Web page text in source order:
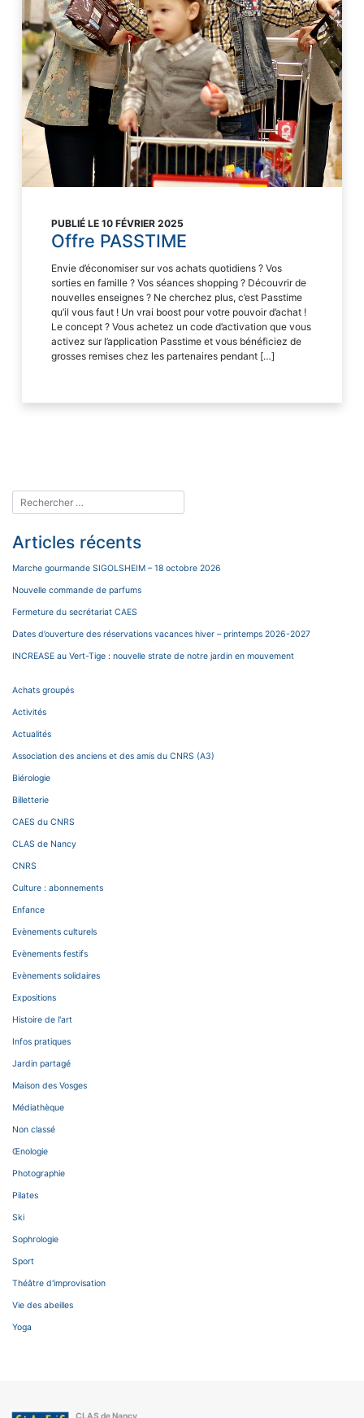
PUBLIÉ LE 10 FÉVRIER 2025
Offre PASSTIME
Envie d’économiser sur vos achats quotidiens ? Vos
sorties en famille ? Vos séances shopping ? Découvrir de
nouvelles enseignes ? Ne cherchez plus, c’est Passtime
qu’il vous faut ! Un vrai boost pour votre pouvoir d’achat !
Le concept ? Vous achetez un code d’activation que vous
activez sur l’application Passtime et vous bénéficiez de
grosses remises chez les partenaires pendant […]
Articles récents
Marche gourmande SIGOLSHEIM – 18 octobre 2026
Nouvelle commande de parfums
Fermeture du secrétariat CAES
Dates d’ouverture des réservations vacances hiver – printemps 2026-2027
INCREASE au Vert-Tige : nouvelle strate de notre jardin en mouvement
Achats groupés
Activités
Actualités
Association des anciens et des amis du CNRS (A3)
Biérologie
Billetterie
CAES du CNRS
CLAS de Nancy
CNRS
Culture : abonnements
Enfance
Evènements culturels
Evènements festifs
Evènements solidaires
Expositions
Histoire de l'art
Infos pratiques
Jardin partagé
Maison des Vosges
Médiathèque
Non classé
Œnologie
Photographie
Pilates
Ski
Sophrologie
Sport
Théâtre d'improvisation
Vie des abeilles
Yoga
CLAS de Nancy